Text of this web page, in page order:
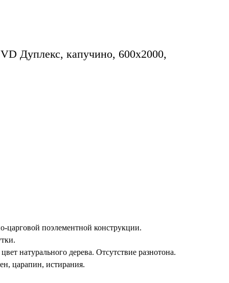
Дуплекс, капучино, 600х2000,
поэлементной конструкции.
натурального дерева. Отсутствие разнотона.
царапин, истирания.